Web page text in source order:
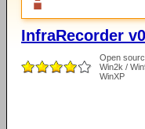
InfraRecorder
Open
Win2k /
WinXP